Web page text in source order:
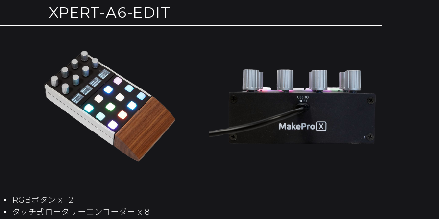
XPERT-A6-EDIT
RGBボタン x 12
タッチ式ロータリーエンコーダー x 8